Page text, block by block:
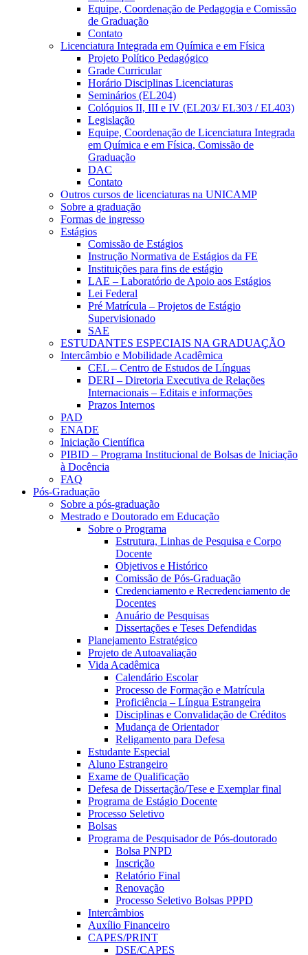
Equipe, Coordenação de Pedagogia e Comissão
de Graduação
Contato
Licenciatura Integrada em Química e em Física
Projeto Político Pedagógico
Grade Curricular
Horário Disciplinas Licenciaturas
Seminários (EL204)
Colóquios II, III e IV (EL203/ EL303 / EL403)
Legislação
Equipe, Coordenação de Licenciatura Integrada
em Química e em Física, Comissão de
Graduação
DAC
Contato
Outros cursos de licenciaturas na UNICAMP
Sobre a graduação
Formas de ingresso
Estágios
Comissão de Estágios
Instrução Normativa de Estágios da FE
Instituições para fins de estágio
LAE – Laboratório de Apoio aos Estágios
Lei Federal
Pré Matrícula – Projetos de Estágio
Supervisionado
SAE
ESTUDANTES ESPECIAIS NA GRADUAÇÃO
Intercâmbio e Mobilidade Acadêmica
CEL – Centro de Estudos de Línguas
DERI – Diretoria Executiva de Relações
Internacionais – Editais e informações
Prazos Internos
PAD
ENADE
Iniciação Científica
PIBID – Programa Institucional de Bolsas de Iniciação
à Docência
FAQ
Pós-Graduação
Sobre a pós-graduação
Mestrado e Doutorado em Educação
Sobre o Programa
Estrutura, Linhas de Pesquisa e Corpo
Docente
Objetivos e Histórico
Comissão de Pós-Graduação
Credenciamento e Recredenciamento de
Docentes
Anuário de Pesquisas
Dissertações e Teses Defendidas
Planejamento Estratégico
Projeto de Autoavaliação
Vida Acadêmica
Calendário Escolar
Processo de Formação e Matrícula
Proficiência – Língua Estrangeira
Disciplinas e Convalidação de Créditos
Mudança de Orientador
Religamento para Defesa
Estudante Especial
Aluno Estrangeiro
Exame de Qualificação
Defesa de Dissertação/Tese e Exemplar final
Programa de Estágio Docente
Processo Seletivo
Bolsas
Programa de Pesquisador de Pós-doutorado
Bolsa PNPD
Inscrição
Relatório Final
Renovação
Processo Seletivo Bolsas PPPD
Intercâmbios
Auxílio Financeiro
CAPES/PRINT
DSE/CAPES